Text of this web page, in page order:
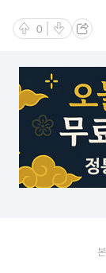
0